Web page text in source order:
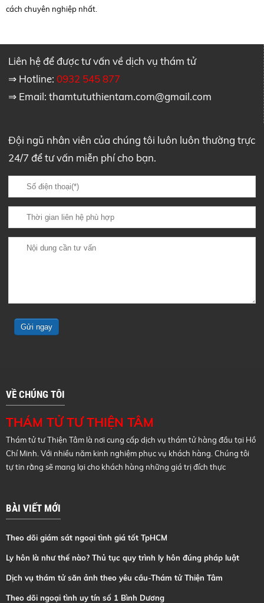
cách chuyên nghiệp nhất.
Liên hệ để được tư vấn về dịch vụ thám tử
⇒ Hotline:0932 545 877
⇒ Email:thamtututhientam.com@gmail.com
Đội ngũ nhân viên của chúng tôi luôn luôn thường trực
24/7 để tư vấn miễn phí cho bạn.
VỀ CHÚNG TÔI
THÁM TỬ TƯ THIỆN TÂM
Thám tử tư Thiện Tâm là nơi cung cấp dịch vụ thám tử hàng đầu tại Hồ
Chí Minh. Với nhiều năm kinh nghiệm phục vụ khách hàng. Chúng tôi
tự tin rằng sẽ mang lại cho khách hàng những giá trị đích thực
BÀI VIẾT MỚI
Theo dõi giám sát ngoại tình giá tốt TpHCM
Ly hôn là như thế nào? Thủ tục quy trình ly hôn đúng pháp luật
Dịch vụ thám tử săn ảnh theo yêu cầu-Thám tử Thiện Tâm
Theo dõi ngoại tình uy tín số 1 Bình Dương